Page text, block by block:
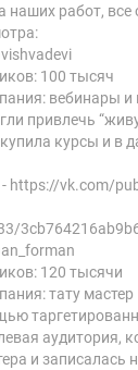
работ, все
100 тысяч
вебинары и
привлечь
курсы и в
vk.com/
120 тысячи
тату мастер
аудитория,
и записалась